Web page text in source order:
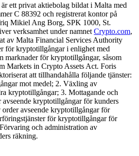
ett privat aktiebolag bildat i Malta med
C 88392 och registrerat kontor på
Mikiel Ang Borg, SPK 1000, St.
verksamhet under namnet Crypto.com,
av Malta Financial Services Authority
för kryptotillgångar i enlighet med
marknader för kryptotillgångar, såsom
Markets in Crypto Assets Act. Foris
att tillhandahålla följande tjänster:
mot medel; 2. Växling av
kryptotillgångar; 3. Mottagande och
kryptotillgångar för kunders
avseende kryptotillgångar för
för kryptotillgångar för
och administration av
räkning.